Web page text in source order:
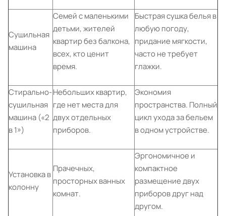
Сушильная
машина
Семей с маленькими
детьми, жителей
квартир без балкона,
всех, кто ценит
время.
Быстрая сушка белья в
любую погоду,
придание мягкости,
часто не требует
глажки.
Стирально-
сушильная
машина («2
в 1»)
Небольших квартир,
где нет места для
двух отдельных
приборов.
Экономия
пространства. Полный
цикл ухода за бельем
в одном устройстве.
Установка в
колонну
Прачечных,
просторных ванных
комнат.
Эргономичное и
компактное
размещение двух
приборов друг над
другом.